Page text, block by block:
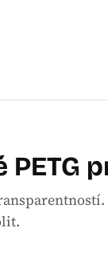
PETG